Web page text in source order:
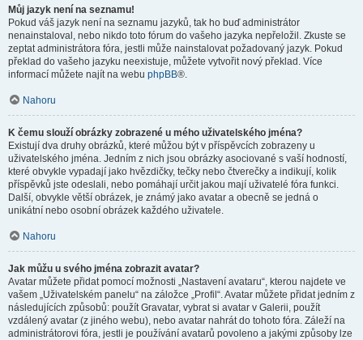
Můj jazyk není na seznamu!
Pokud váš jazyk není na seznamu jazyků, tak ho buď administrátor
nenainstaloval, nebo nikdo toto fórum do vašeho jazyka nepřeložil. Zkuste se
zeptat administrátora fóra, jestli může nainstalovat požadovaný jazyk. Pokud
překlad do vašeho jazyku neexistuje, můžete vytvořit nový překlad. Více
informací můžete najít na webu phpBB®.
Nahoru
K čemu slouží obrázky zobrazené u mého uživatelského jména?
Existují dva druhy obrázků, které můžou být v příspěvcích zobrazeny u
uživatelského jména. Jedním z nich jsou obrázky asociované s vaší hodností,
které obvykle vypadají jako hvězdičky, tečky nebo čtverečky a indikují, kolik
příspěvků jste odeslali, nebo pomáhají určit jakou mají uživatelé fóra funkci.
Další, obvykle větší obrázek, je známý jako avatar a obecně se jedná o
unikátní nebo osobní obrázek každého uživatele.
Nahoru
Jak můžu u svého jména zobrazit avatar?
Avatar můžete přidat pomocí možnosti „Nastavení avataru“, kterou najdete ve
vašem „Uživatelském panelu“ na záložce „Profil“. Avatar můžete přidat jedním z
následujících způsobů: použít Gravatar, vybrat si avatar v Galerii, použít
vzdálený avatar (z jiného webu), nebo avatar nahrát do tohoto fóra. Záleží na
administrátorovi fóra, jestli je používání avatarů povoleno a jakými způsoby lze